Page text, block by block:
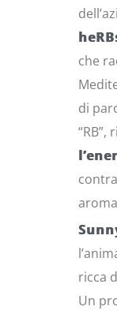
che
di
“RB”,
ricca
Un